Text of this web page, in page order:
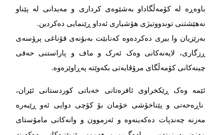
باوەڕە لە كۆمەڵگاداو بەشێوەی كرداری و مەیدانی لە پێناو
نەهێشتنی توندووتیژی هۆشیاری ئەداو ڕێنمایی دەکردین.
بەرێزیان وا بیری دەكردەوە كەنابێت بەبۆنەی قۆناغی پرۆسەی
ڕزگاری، لایەنەكانی وەک ئەرک و ماف و پاراستنی حەقی
چینەكانی كۆمەڵگای مرۆڤایەتی بكەوێتە پەڕاوێزەوە.
ئێمە وەک ڕێکخراوی ئافرەتانی خەباتی كوردستانی ئێران،
ناڕەحەتی و پێناخۆشی خۆمان بۆ کۆچی دوایی ئەو ڕێبەرە
مەزنە چەندپات دەکەینەوە و ئەزموون و وانەكانی مامۆستای